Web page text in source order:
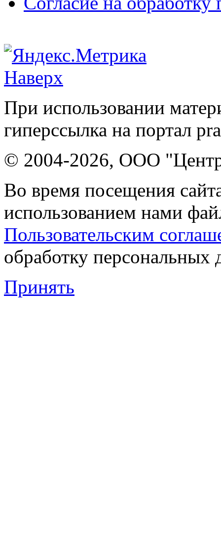
Наверх
При использовании
гиперссылка на портал
© 2004-2026, ООО "Центр
Во время посещения
использованием нами
Пользовательским
обработку персональных
Принять